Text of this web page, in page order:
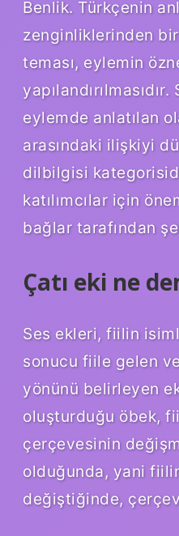
Benlik. Türkçenin
zenginliklerinden
teması, eylemin
eylemde anlatılan
arasındaki ilişkiyi
dilbilgisi
katılımcılar için
bağlar tarafından
Çatı eki ne
Ses ekleri, fiilin
sonucu fiile gelen
yönünü belirleyen
oluşturduğu öbek,
çerçevesinin
olduğunda, yani
değiştiğinde,